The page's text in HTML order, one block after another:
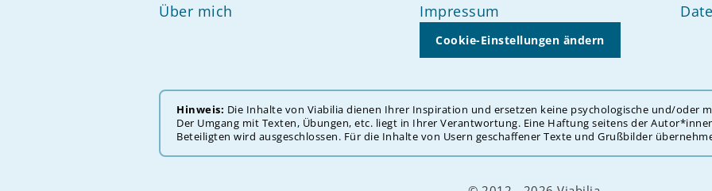
Über mich Impressum
Cookie-Einstellungen ändern
Hinweis: Die Inhalte von Viabilia dienen Ihrer Inspiration und ersetzen keine psychologische und/oder
Der ‎‎‎‎Umgang mit Texten, Übungen, etc. liegt in Ihrer Verantwortung. Eine Haftung seitens der
Beteiligten wird ausgeschlossen. Für die Inhalte von Usern geschaffener Texte und Grußbilder